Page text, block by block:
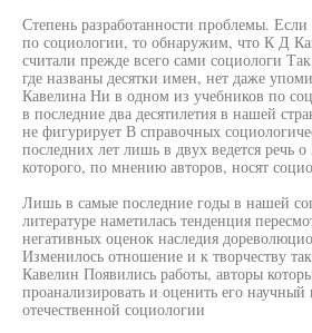
Степень разработанности проблемы. Если
по социологии, то обнаружим, что К Д
считали прежде всего сами социологи
где названы десятки имен, нет даже
Кавелина Ни в одном из учебников по
в последние два десятилетия в нашей
не фигурирует В справочных
последних лет лишь в двух ведется речь
которого, по мнению авторов, носят
Лишь в самые последние годы в нашей
литературе наметилась тенденция
негативных оценок наследия
Изменилось отношение и к творчеству
Кавелин Появились работы, авторы
проанализировать и оценить его научный
отечественной социологии